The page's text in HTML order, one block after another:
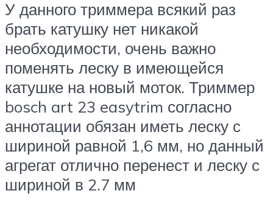
У данного триммера всякий раз
брать катушку нет никакой
необходимости, очень важно
поменять леску в имеющейся
катушке на новый моток. Триммер
bosch art 23 easytrim согласно
аннотации обязан иметь леску с
шириной равной 1,6 мм, но данный
агрегат отлично перенест и леску с
шириной в 2.7 мм